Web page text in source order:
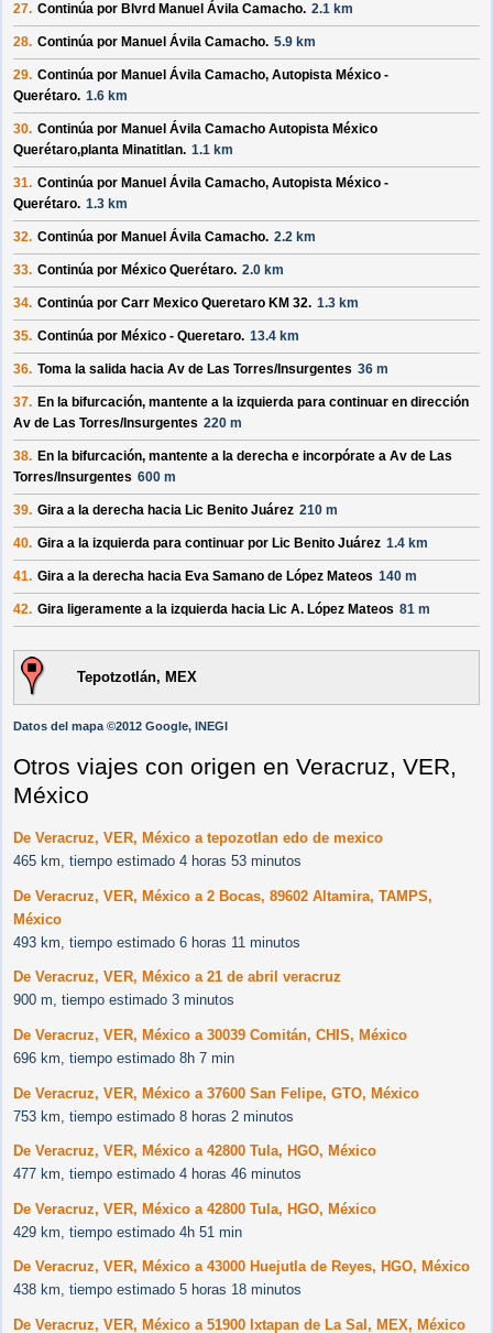
27. Continúa por Blvrd Manuel Ávila Camacho. 2.1 km
28. Continúa por Manuel Ávila Camacho. 5.9 km
29. Continúa por Manuel Ávila Camacho, Autopista México -
Querétaro. 1.6 km
30. Continúa por Manuel Ávila Camacho Autopista México
Querétaro,planta Minatitlan. 1.1 km
31. Continúa por Manuel Ávila Camacho, Autopista México -
Querétaro. 1.3 km
32. Continúa por Manuel Ávila Camacho. 2.2 km
33. Continúa por México Querétaro. 2.0 km
34. Continúa por Carr Mexico Queretaro KM 32. 1.3 km
35. Continúa por México - Queretaro. 13.4 km
36. Toma la salida hacia Av de Las Torres/Insurgentes 36 m
37. En la bifurcación, mantente a la izquierda para continuar en dirección
Av de Las Torres/Insurgentes 220 m
38. En la bifurcación, mantente a la derecha e incorpórate a Av de Las
Torres/Insurgentes 600 m
39. Gira a la derecha hacia Lic Benito Juárez 210 m
40. Gira a la izquierda para continuar por Lic Benito Juárez 1.4 km
41. Gira a la derecha hacia Eva Samano de López Mateos 140 m
42. Gira ligeramente a la izquierda hacia Lic A. López Mateos 81 m
Tepotzotlán, MEX
Datos del mapa ©2012 Google, INEGI
Otros viajes con origen en Veracruz, VER,
México
De Veracruz, VER, México a tepozotlan edo de mexico
465 km, tiempo estimado 4 horas 53 minutos
De Veracruz, VER, México a 2 Bocas, 89602 Altamira, TAMPS,
México
493 km, tiempo estimado 6 horas 11 minutos
De Veracruz, VER, México a 21 de abril veracruz
900 m, tiempo estimado 3 minutos
De Veracruz, VER, México a 30039 Comitán, CHIS, México
696 km, tiempo estimado 8h 7 min
De Veracruz, VER, México a 37600 San Felipe, GTO, México
753 km, tiempo estimado 8 horas 2 minutos
De Veracruz, VER, México a 42800 Tula, HGO, México
477 km, tiempo estimado 4 horas 46 minutos
De Veracruz, VER, México a 42800 Tula, HGO, México
429 km, tiempo estimado 4h 51 min
De Veracruz, VER, México a 43000 Huejutla de Reyes, HGO, México
438 km, tiempo estimado 5 horas 18 minutos
De Veracruz, VER, México a 51900 Ixtapan de La Sal, MEX, México